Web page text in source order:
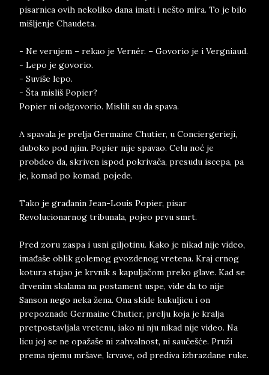
pisarnica ovih nekoliko dana imati i nešto mira. To je bilo
mišljenje Chaudeta.
- Ne verujem – rekao je Vernér. – Govorio je i Vergniaud.
- Lepo je govorio.
- Suviše lepo.
- Šta misliš Popier?
Popier ni odgovorio. Mislili su da spava.
A spavala je prelja Germaine Chutier, u Conciergerieji,
duboko pod njim. Popier nije spavao. Celu noć je
probdeo da, skriven ispod pokrivača, presudu iscepa, pa
je, komad po komad, pojede.
Tako je građanin Jean-Louis Popier, pisar
Revolucionarnog tribunala, pojeo prvu smrt.
Pred zoru zaspa i usni giljotinu. Kako je nikad nije video,
imađaše oblik golemog gvozdenog vretena. Kraj crnog
kotura stajao je krvnik s kapuljačom preko glave. Kad se
drvenim skalama na postament uspe, vide da to nije
Sanson nego neka žena. Ona skide kukuljicu i on
prepoznade Germaine Chutier, prelju koja je kralja
pretpostavljala vretenu, iako ni nju nikad nije video. Na
licu joj se ne opažaše ni zahvalnost, ni saučešće. Pruži
prema njemu mršave, krvave, od prediva izbrazdane ruke.